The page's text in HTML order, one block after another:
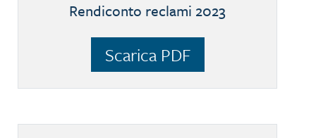
Rendiconto reclami 2023
Scarica PDF